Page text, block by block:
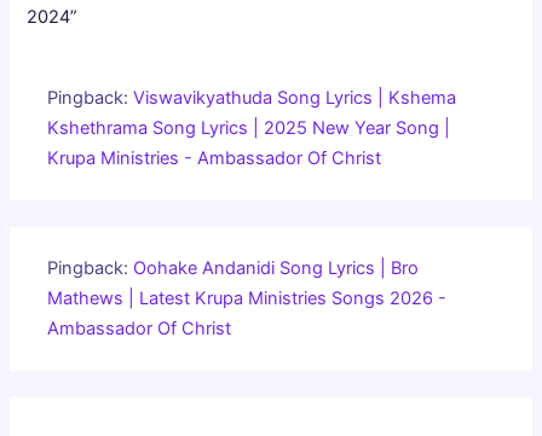
2024”
Pingback:Viswavikyathuda Song Lyrics | Kshema
Kshethrama Song Lyrics | 2025 New Year Song |
Krupa Ministries - Ambassador Of Christ
Pingback: Oohake Andanidi Song Lyrics | Bro
Mathews | Latest Krupa Ministries Songs 2026 -
Ambassador Of Christ